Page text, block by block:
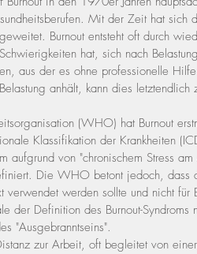
Mit der Zeit hat
Burnout entsteht oft durch
hat, sich nach
aus der es ohne professionelle
anhält, kann dies letztendlich
(WHO) hat Burnout
Klassifikation der Krankheiten
aufgrund von "chronischem Stress
Die WHO betont jedoch, dass
verwendet werden sollte und nicht für
der Definition des Burnout-
"Ausgebranntseins".
zur Arbeit, oft begleitet von